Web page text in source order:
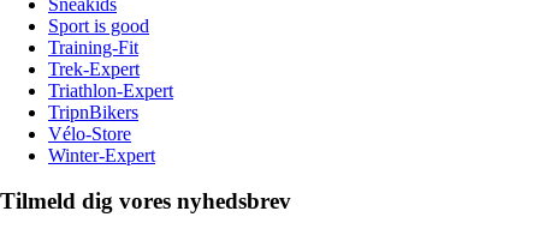
Sport is good
Training-Fit
Trek-Expert
Triathlon-Expert
TripnBikers
Vélo-Store
Winter-Expert
Tilmeld dig vores nyhedsbrev